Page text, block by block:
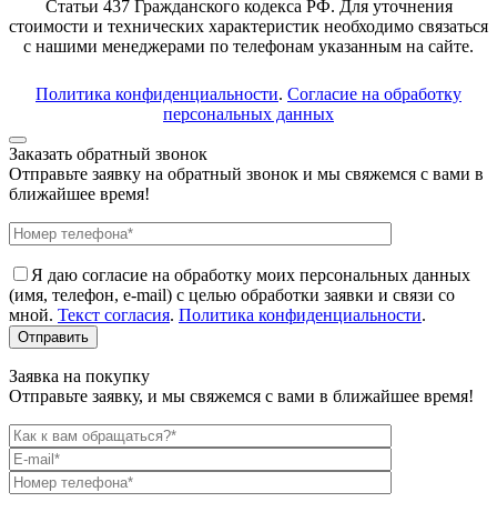
Статьи 437 Гражданского кодекса РФ. Для уточнения
стоимости и технических характеристик необходимо связаться
с нашими менеджерами по телефонам указанным на сайте.
Политика конфиденциальности. Согласие на обработку
персональных данных
Заказать обратный звонок
Отправьте заявку на обратный звонок и мы свяжемся с вами в
ближайшее время!
Я даю согласие на обработку моих персональных данных
(имя, телефон, e-mail) с целью обработки заявки и связи со
мной. Текст согласия. Политика конфиденциальности.
Заявка на покупку
Отправьте заявку, и мы свяжемся с вами в ближайшее время!